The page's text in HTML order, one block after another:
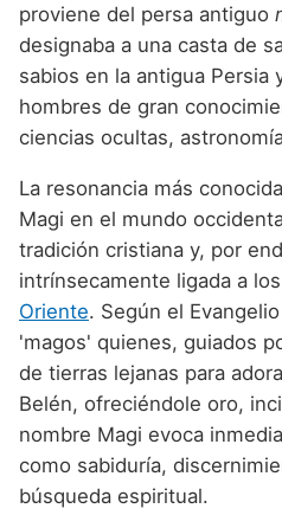
proviene del persa antiguo
designaba a una casta de
sabios en la antigua Persia
hombres de gran
ciencias ocultas,
La resonancia más
Magi en el mundo
tradición cristiana y, por
intrínsecamente ligada a los
Oriente. Según el
'magos' quienes, guiados
de tierras lejanas para
Belén, ofreciéndole oro,
nombre Magi evoca
como sabiduría,
búsqueda espiritual.